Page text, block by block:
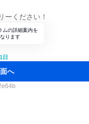
ーください！
ムの詳細案内を
ります
日
へ